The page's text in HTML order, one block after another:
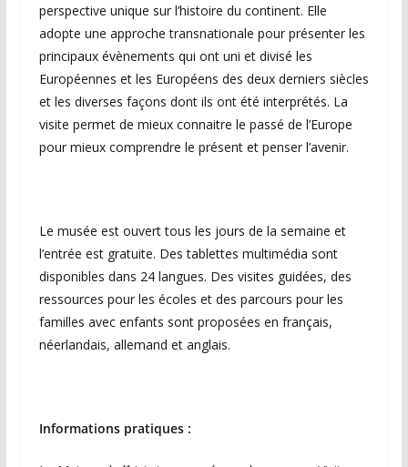
perspective unique sur l’histoire du continent. Elle
adopte une approche transnationale pour présenter les
principaux évènements qui ont uni et divisé les
Européennes et les Européens des deux derniers siècles
et les diverses façons dont ils ont été interprétés. La
visite permet de mieux connaitre le passé de l’Europe
pour mieux comprendre le présent et penser l’avenir.
Le musée est ouvert tous les jours de la semaine et
l’entrée est gratuite. Des tablettes multimédia sont
disponibles dans 24 langues. Des visites guidées, des
ressources pour les écoles et des parcours pour les
familles avec enfants sont proposées en français,
néerlandais, allemand et anglais.
Informations pratiques :